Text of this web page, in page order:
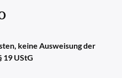
keine Ausweisung der
UStG